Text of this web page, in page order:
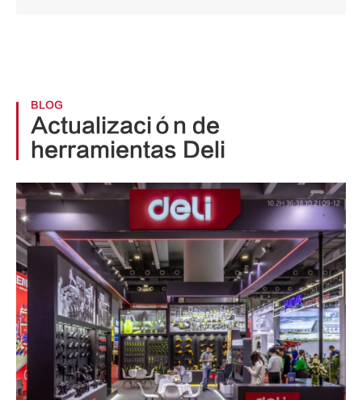
BLOG
Actualización de
herramientas Deli